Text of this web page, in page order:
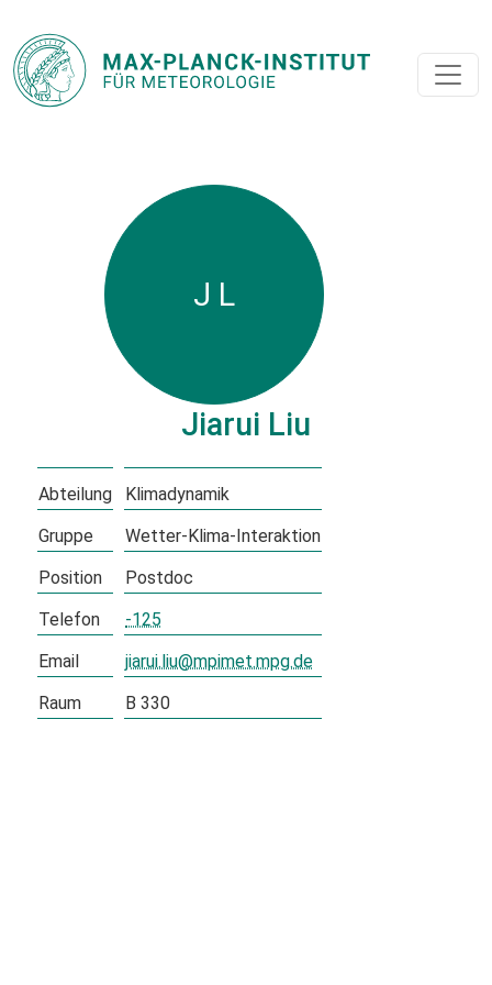
Jiarui Liu
Abteilung
Klimadynamik
Gruppe
Wetter-Klima-Interaktion
Position
Postdoc
Telefon
-125
Email
jiarui.liu@mpimet.mpg.de
Raum
B 330
J L